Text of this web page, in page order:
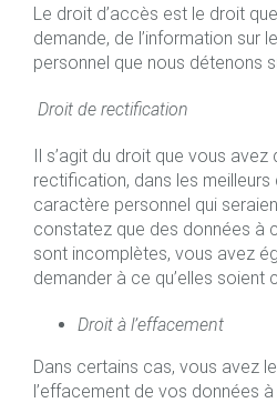
Le droit d’accès est le droit
demande, de l’information sur
personnel que nous détenons
Droit de rectification
Il s’agit du droit que vous avez
rectification, dans les meilleurs
caractère personnel qui
constatez que des données à
sont incomplètes, vous avez
demander à ce qu’elles soient
Droit à l’effacement
Dans certains cas, vous avez
l’effacement de vos données